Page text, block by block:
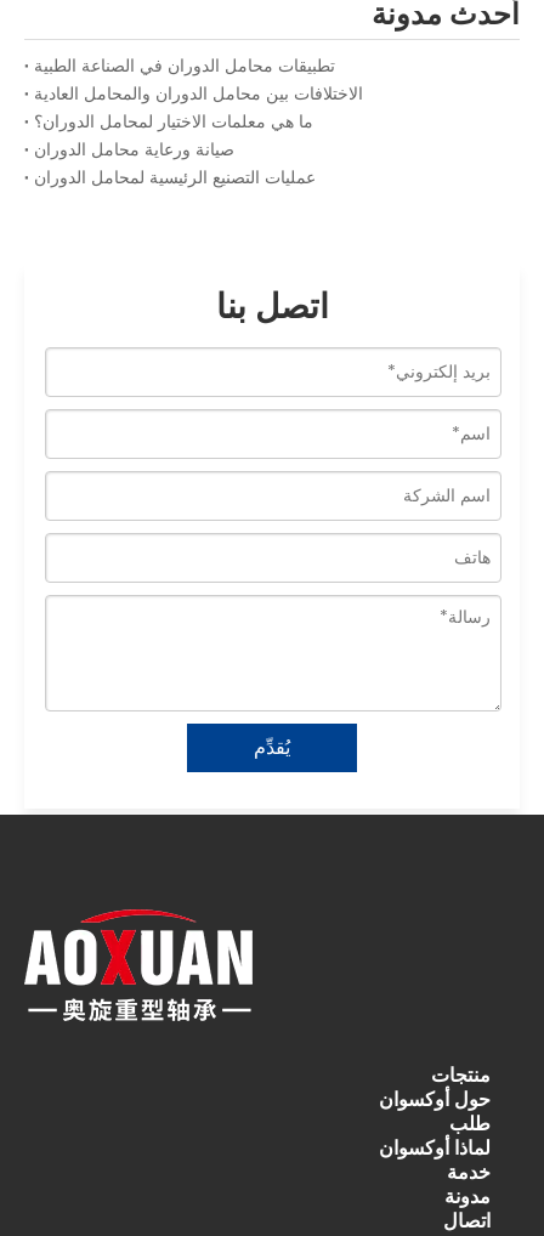
أحدث مدونة
تطبيقات محامل الدوران في الصناعة الطبية
الاختلافات بين محامل الدوران والمحامل العادية
ما هي معلمات الاختيار لمحامل الدوران؟
صيانة ورعاية محامل الدوران
عمليات التصنيع الرئيسية لمحامل الدوران
اتصل بنا
يُقدِّم
منتجات
حول أوكسوان
طلب
لماذا أوكسوان
خدمة
مدونة
اتصال